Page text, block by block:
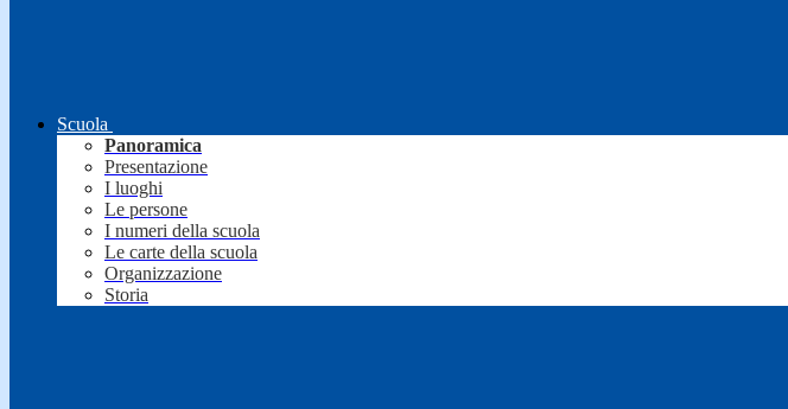
Scuola
Panoramica
Presentazione
I luoghi
Le persone
I numeri della scuola
Le carte della scuola
Organizzazione
Storia